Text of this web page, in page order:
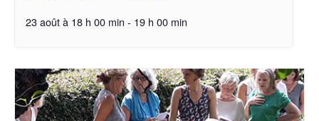
23 août à 18 h 00 min - 19 h 00 min